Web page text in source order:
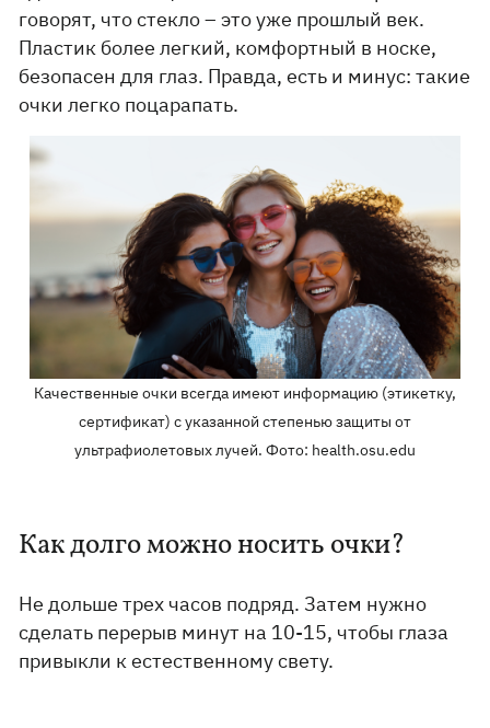
говорят, что стекло – это уже прошлый век.
Пластик более легкий, комфортный в носке,
безопасен для глаз. Правда, есть и минус: такие
очки легко поцарапать.
Качественные очки всегда имеют информацию (этикетку,
сертификат) с указанной степенью защиты от
ультрафиолетовых лучей. Фото: health.osu.edu
Как долго можно носить очки?
Не дольше трех часов подряд. Затем нужно
сделать перерыв минут на 10-15, чтобы глаза
привыкли к естественному свету.